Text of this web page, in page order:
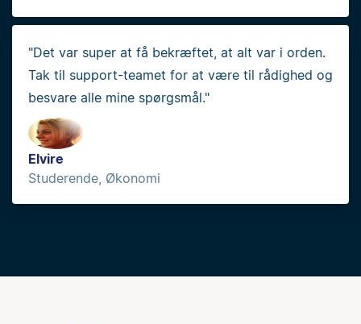
"Det var super at få bekræftet, at alt var i orden.
Tak til support-teamet for at være til rådighed og
besvare alle mine spørgsmål."
Elvire
Studerende, Økonomi